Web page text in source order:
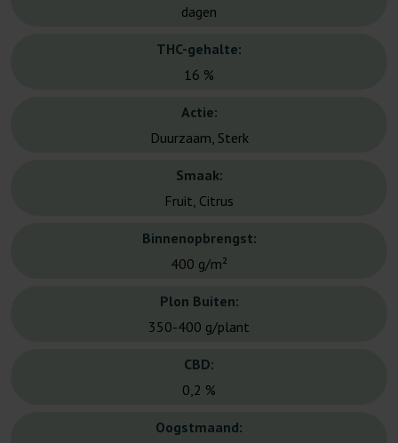
dagen
THC-gehalte:
16 %
Actie:
Duurzaam, Sterk
Smaak:
Fruit, Citrus
Binnenopbrengst:
400 g/m²
Plon Buiten:
350-400 g/plant
CBD:
0,2 %
Oogstmaand: